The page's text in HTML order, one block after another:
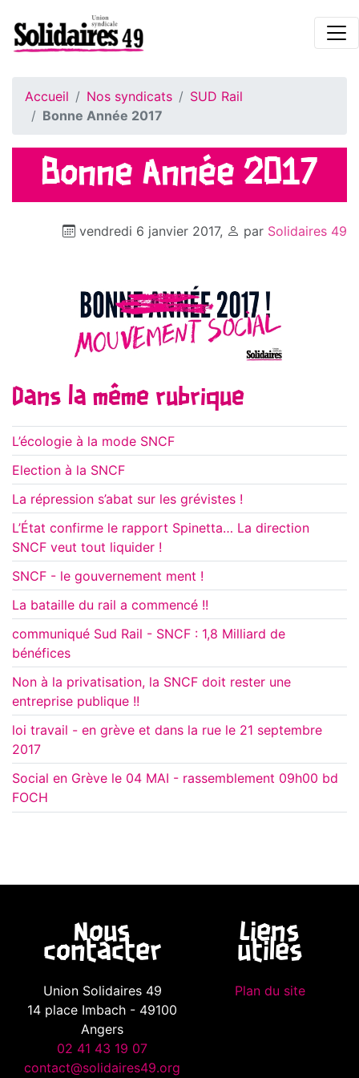
Accueil Nos syndicats
SUD Rail
Bonne Année 2017
Bonne Année 2017
vendredi 6 janvier 2017, par Solidaires 49
Dans la même rubrique
L’écologie à la mode SNCF
Election à la SNCF
La répression s’abat sur les grévistes !
L’État confirme le rapport Spinetta… La direction
SNCF veut tout liquider !
SNCF - le gouvernement ment !
La bataille du rail a commencé !!
communiqué Sud Rail - SNCF : 1,8 Milliard de
bénéfices
Non à la privatisation, la SNCF doit rester une
entreprise publique !!
loi travail - en grève et dans la rue le 21 septembre
2017
Social en Grève le 04 MAI - rassemblement 09h00 bd
FOCH
Nous
contacter
Union Solidaires 49
14 place Imbach - 49100
Angers
02 41 43 19 07
contact@solidaires49.org
Liens
utiles
Plan du site